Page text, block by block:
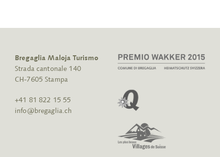
Bregaglia Maloja Turismo
Strada cantonale 140
CH-7605 Stampa
+41 81 822 15 55
info@bregaglia.ch